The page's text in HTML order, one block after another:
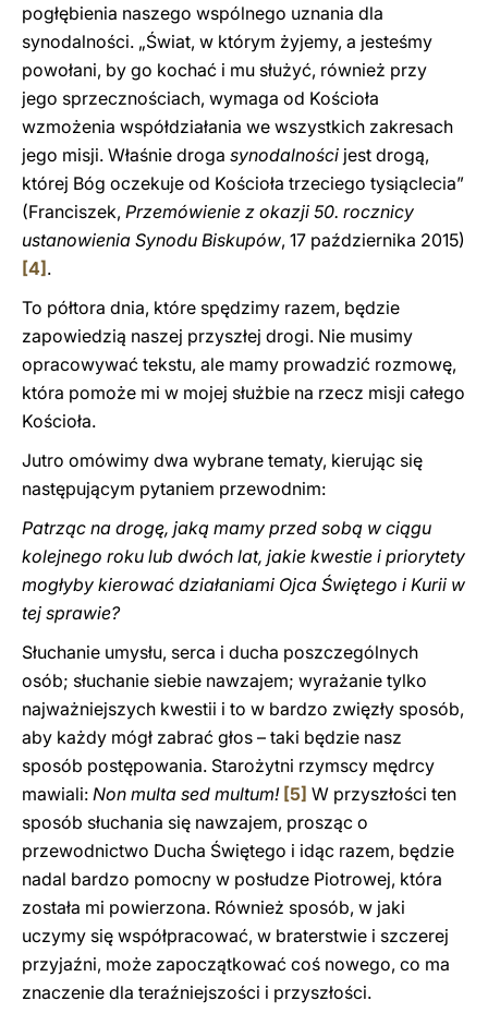
pogłębienia naszego wspólnego uznania dla
synodalności. „Świat, w którym żyjemy, a jesteśmy
powołani, by go kochać i mu służyć, również przy
jego sprzecznościach, wymaga od Kościoła
wzmożenia współdziałania we wszystkich zakresach
jego misji. Właśnie droga synodalności jest drogą,
której Bóg oczekuje od Kościoła trzeciego tysiąclecia”
(Franciszek, Przemówienie z okazji 50. rocznicy
ustanowienia Synodu Biskupów, 17 października 2015)
[4] .
To półtora dnia, które spędzimy razem, będzie
zapowiedzią naszej przyszłej drogi. Nie musimy
opracowywać tekstu, ale mamy prowadzić rozmowę,
która pomoże mi w mojej służbie na rzecz misji całego
Kościoła.
Jutro omówimy dwa wybrane tematy, kierując się
następującym pytaniem przewodnim:
Patrząc na drogę, jaką mamy przed sobą w ciągu
kolejnego roku lub dwóch lat, jakie kwestie i priorytety
mogłyby kierować działaniami Ojca Świętego i Kurii w
tej sprawie?
Słuchanie umysłu, serca i ducha poszczególnych
osób; słuchanie siebie nawzajem; wyrażanie tylko
najważniejszych kwestii i to w bardzo zwięzły sposób,
aby każdy mógł zabrać głos – taki będzie nasz
sposób postępowania. Starożytni rzymscy mędrcy
mawiali: Non multa sed multum! [5] W przyszłości ten
sposób słuchania się nawzajem, prosząc o
przewodnictwo Ducha Świętego i idąc razem, będzie
nadal bardzo pomocny w posłudze Piotrowej, która
została mi powierzona. Również sposób, w jaki
uczymy się współpracować, w braterstwie i szczerej
przyjaźni, może zapoczątkować coś nowego, co ma
znaczenie dla teraźniejszości i przyszłości.